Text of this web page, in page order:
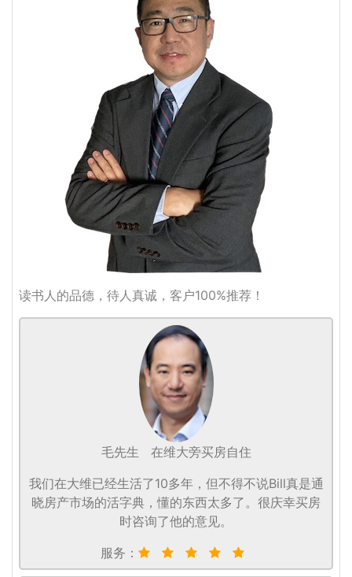
读书人的品德，待人真诚，客户100%推荐！
毛先生
在维大旁买房自住
我们在大维已经生活了10多年，但不得不说Bill真是通
晓房产市场的活字典，懂的东西太多了。很庆幸买房
时咨询了他的意见。
服务：